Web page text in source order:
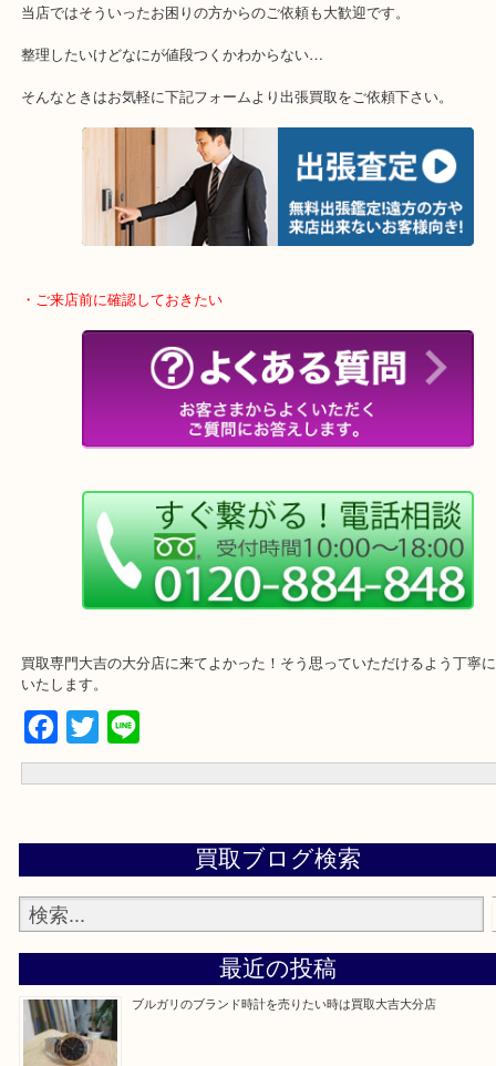
・特殊査定依頼のご相談もお気軽に
終活・遺品整理・生前整理・断捨離・引っ越し
物を整理するケースは年々増加傾向です。
当店ではそういったお困りの方からのご依頼も大歓迎です。
整理したいけどなにが値段つくかわからない…
・ご来店前に確認しておきたい
買取専門大吉の大分店に来てよかった！そう思っていただけるよう
いたします。
Facebook
Twitter
Line